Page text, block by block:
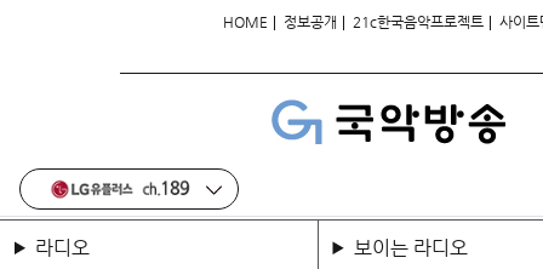
HOME | 정보공개 | 21c한국음악프로젝트 | 사이트
라디오 보이는 라디오